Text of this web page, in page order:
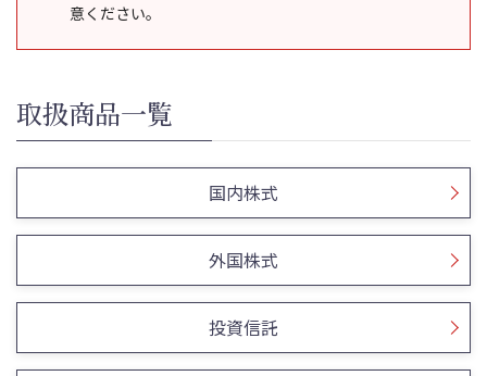
意ください。
取扱商品一覧
国内株式
外国株式
投資信託